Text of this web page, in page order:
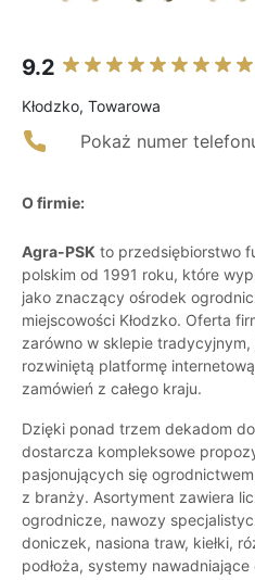
9.2
Kłodzko, Towarowa
Pokaż numer
O firmie:
Agra-PSK to przedsiębiorstwo
polskim od 1991 roku, które
jako znaczący ośrodek
miejscowości Kłodzko. Oferta
zarówno w sklepie
rozwiniętą platformę
zamówień z całego kraju.
Dzięki ponad trzem dekadom
dostarcza kompleksowe
pasjonujących się
z branży. Asortyment zawiera
ogrodnicze, nawozy
doniczek, nasiona traw, kiełki,
podłoża, systemy